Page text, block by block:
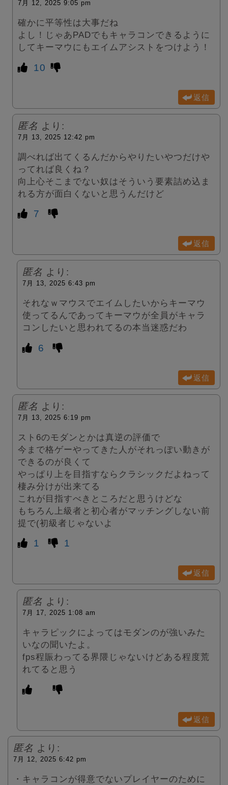
7月 12, 2025 9:05 pm
確かに平等性は大事だね
よし！じゃあPADでもキャラコンできるように
してキーマウにもエイムアシストをつけよう！
10
返信
匿名 より:
7月 13, 2025 12:42 pm
調べれば出てくるんだからやりたいやつだけや
ってれば良くね？
向上心そこまでない奴はそういう要素詰め込ま
れる方が面白くないと思うんだけど
7
返信
匿名 より:
7月 13, 2025 6:43 pm
それなｗマウスでエイムしたいからキーマウ
使ってるんであってキーマウが全員がキャラ
コンしたいと思われてるの本当迷惑だわ
6
返信
匿名 より:
7月 13, 2025 6:19 pm
スト6のモダンとかは真逆の評価で
今まで格ゲーやってきた人がそれっぽい動きが
できるのが良くて
やっぱり上を目指すならクラシックだよねって
棲み分けが出来てる
これが目指すべきところだと思うけどな
もちろん上級者と初心者がマッチングしない前
提で(初級者じゃないよ
1 1
返信
匿名 より:
7月 17, 2025 1:08 am
キャラピックによってはモダンのが強いみた
いなの聞いたよ。
fps程賑わってる界隈じゃないけどある程度荒
れてると思う
返信
匿名 より:
7月 12, 2025 6:42 pm
・キャラコンが得意でないプレイヤーのために